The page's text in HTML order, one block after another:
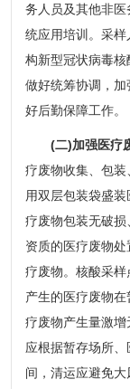
务人员及其他非
统应用培训。采
构新型冠状病毒
做好统筹协调，
好后勤保障工作。
(二)加强医疗
疗废物收集、包
用双层包装袋盛
疗废物包装无破
资质的医疗废物
疗废物。核酸采
产生的医疗废物
疗废物产生量激
应根据暂存场所
间，清运应避免